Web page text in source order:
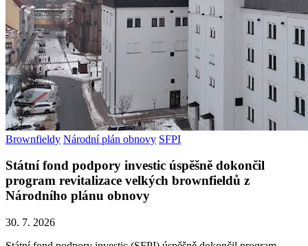
Brownfieldy Národní plán obnovy SFPI
Státní fond podpory investic úspěšně dokončil
program revitalizace velkých brownfieldů z
Národního plánu obnovy
30. 7. 2026